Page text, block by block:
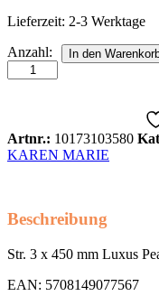
Lieferzeit: 2-3 Werktage
Str.
x
Luxus
Pearl
Silver
50
St./Pcs.
Anzahl
Anzahl: In den
Artnr.: 10173103580
KAREN MARIE
Beschreibung
Str. 3 x 450 mm Luxus
EAN: 5708149077567